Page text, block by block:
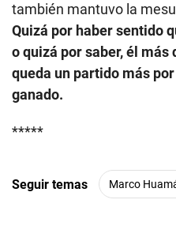
también mantuvo la
Quizá por haber sentido
o quizá por saber, él más
queda un partido más
ganado.
*****
Seguir temas Marco